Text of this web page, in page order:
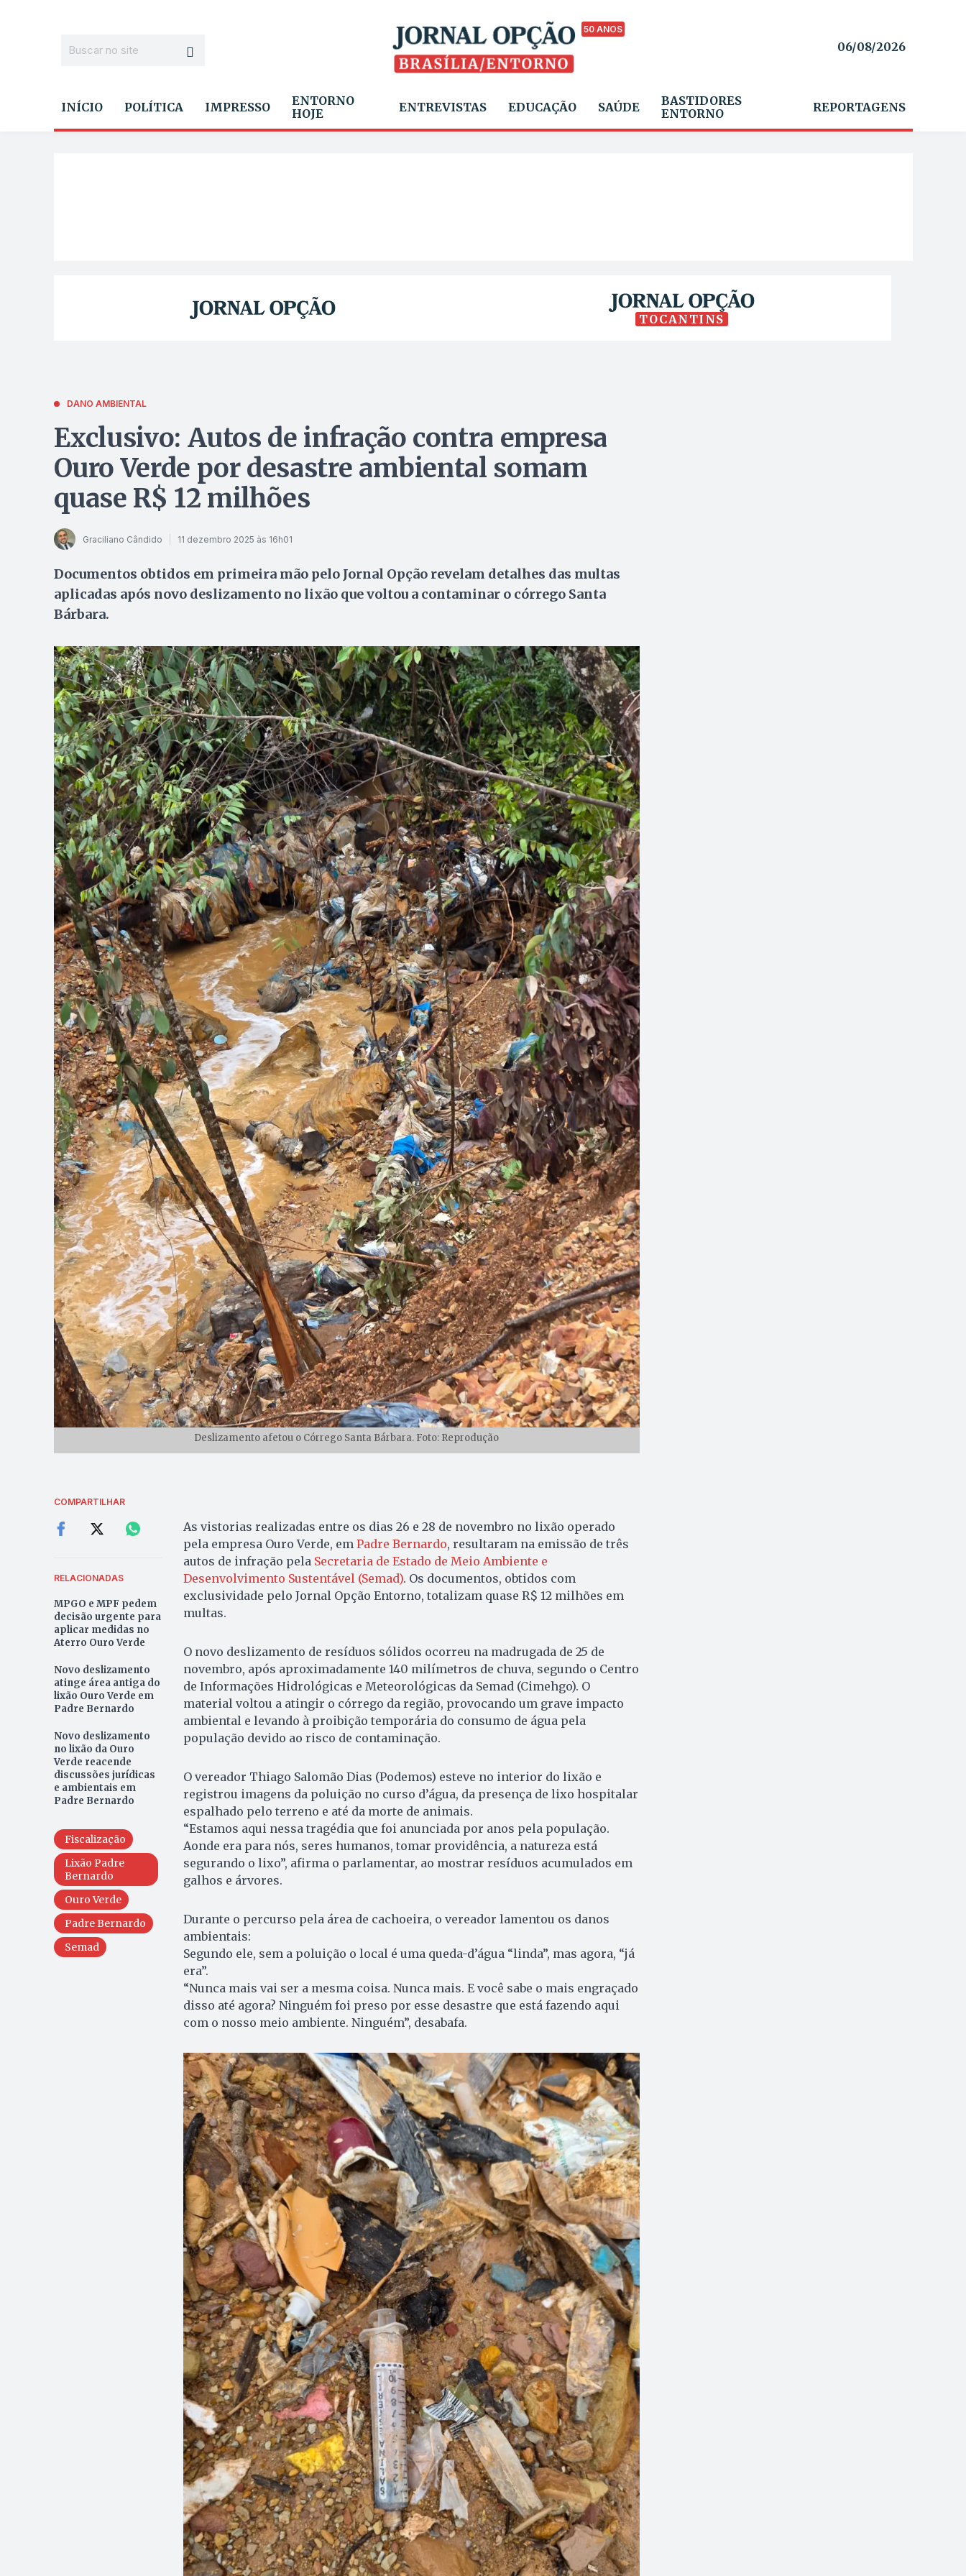
50 ANOS
06/08/2026
INÍCIO POLÍTICA IMPRESSO
ENTORNO
HOJE
ENTREVISTAS EDUCAÇÃO SAÚDE
BASTIDORES
ENTORNO
REPORTAGENS
TOCANTINS
DANO AMBIENTAL
Exclusivo: Autos de infração contra empresa
Ouro Verde por desastre ambiental somam
quase R$ 12 milhões
Graciliano Cândido 11 dezembro 2025 às 16h01
Documentos obtidos em primeira mão pelo Jornal Opção revelam detalhes das multas
aplicadas após novo deslizamento no lixão que voltou a contaminar o córrego Santa
Bárbara.
Deslizamento afetou o Córrego Santa Bárbara. Foto: Reprodução
COMPARTILHAR
RELACIONADAS
MPGO e MPF pedem
decisão urgente para
aplicar medidas no
Aterro Ouro Verde
Novo deslizamento
atinge área antiga do
lixão Ouro Verde em
Padre Bernardo
Novo deslizamento
no lixão da Ouro
Verde reacende
discussões jurídicas
e ambientais em
Padre Bernardo
Fiscalização
Lixão Padre
Bernardo
Ouro Verde
Padre Bernardo
Semad
As vistorias realizadas entre os dias 26 e 28 de novembro no lixão operado
pela empresa Ouro Verde, em Padre Bernardo, resultaram na emissão de três
autos de infração pela Secretaria de Estado de Meio Ambiente e
Desenvolvimento Sustentável (Semad). Os documentos, obtidos com
exclusividade pelo Jornal Opção Entorno, totalizam quase R$ 12 milhões em
multas.
O novo deslizamento de resíduos sólidos ocorreu na madrugada de 25 de
novembro, após aproximadamente 140 milímetros de chuva, segundo o Centro
de Informações Hidrológicas e Meteorológicas da Semad (Cimehgo). O
material voltou a atingir o córrego da região, provocando um grave impacto
ambiental e levando à proibição temporária do consumo de água pela
população devido ao risco de contaminação.
O vereador Thiago Salomão Dias (Podemos) esteve no interior do lixão e
registrou imagens da poluição no curso d’água, da presença de lixo hospitalar
espalhado pelo terreno e até da morte de animais.
“Estamos aqui nessa tragédia que foi anunciada por anos pela população.
Aonde era para nós, seres humanos, tomar providência, a natureza está
segurando o lixo”, afirma o parlamentar, ao mostrar resíduos acumulados em
galhos e árvores.
Durante o percurso pela área de cachoeira, o vereador lamentou os danos
ambientais:
Segundo ele, sem a poluição o local é uma queda-d’água “linda”, mas agora, “já
era”.
“Nunca mais vai ser a mesma coisa. Nunca mais. E você sabe o mais engraçado
disso até agora? Ninguém foi preso por esse desastre que está fazendo aqui
com o nosso meio ambiente. Ninguém”, desabafa.